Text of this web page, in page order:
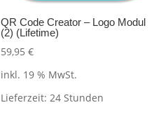
QR Code Creator – Logo Modul
(2) (Lifetime)
59,95€
inkl. 19 % MwSt.
Lieferzeit:24 Stunden